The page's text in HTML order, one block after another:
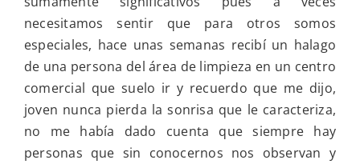
necesitamos sentir que para otros somos
especiales, hace unas semanas recibí un halago
de una persona del área de limpieza en un centro
comercial que suelo ir y recuerdo que me dijo,
joven nunca pierda la sonrisa que le caracteriza,
no me había dado cuenta que siempre hay
personas que sin conocernos nos observan y